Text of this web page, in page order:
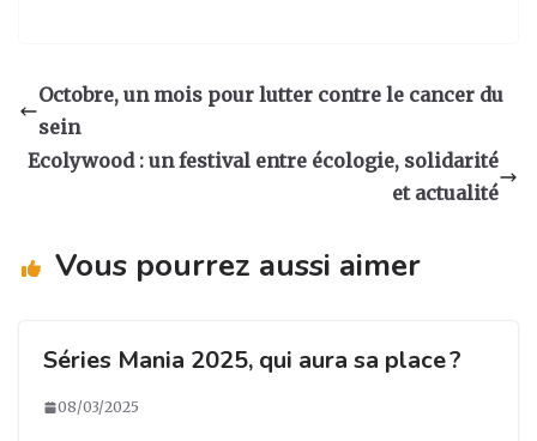
a
ra
e
o
e
n
g
Octobre, un mois pour lutter contre le cancer du
sein
Ecolywood : un festival entre écologie, solidarité
et actualité
Vous pourrez aussi aimer
Séries Mania 2025, qui aura sa place ?
08/03/2025